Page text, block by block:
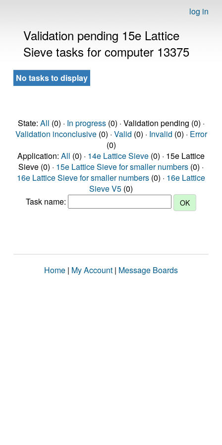
log in
Validation pending 15e Lattice
Sieve tasks for computer 13375
No tasks to display
State: All (0) · In progress(0) · Validation pending (0) ·
Validation inconclusive(0) · Valid (0) · Invalid (0) · Error
(0)
Application: All (0) · 14e Lattice Sieve (0) · 15e Lattice
Sieve (0) · 15e Lattice Sieve for smaller numbers (0) ·
16e Lattice Sieve for smaller numbers (0) · 16e Lattice
Sieve V5 (0)
Task name:
Home | My Account | Message Boards